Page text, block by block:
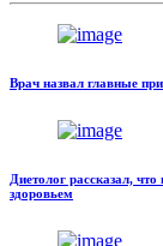
Врач назвал главные
Диетолог рассказал,
здоровьем